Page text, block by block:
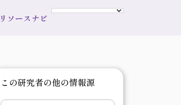
リソースナビ
この研究者の他の情報源